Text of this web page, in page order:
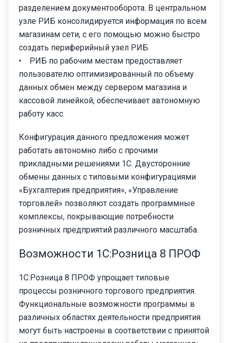
разделением документооборота. В центральном
узле РИБ консолидируется информация по всем
магазинам сети, с его помощью можно быстро
создать периферийный узел РИБ.
• РИБ по рабочим местам предоставляет
пользователю оптимизированный по объему
данных обмен между сервером магазина и
кассовой линейкой, обеспечивает автономную
работу касс.
Конфигурация данного предложения может
работать автономно либо с прочими
прикладными решениями 1С. Двусторонние
обмены данных с типовыми конфигурациями
«Бухгалтерия предприятия», «Управление
торговлей» позволяют создать программные
комплексы, покрывающие потребности
розничных предприятий различного масштаба.
Возможности 1С:Розница 8 ПРОФ
1С:Розница 8 ПРОФ упрощает типовые
процессы розничного торгового предприятия.
Функциональные возможности программы в
различных областях деятельности предприятия
могут быть настроены в соответствии с принятой